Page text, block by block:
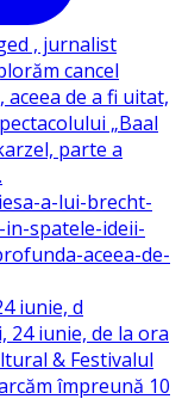
iunie, d